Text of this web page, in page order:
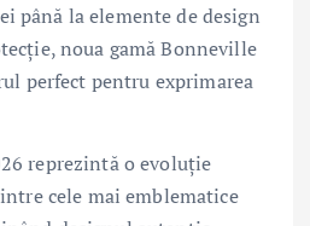
până la elemente de design
noua gamă Bonneville
perfect pentru exprimarea
reprezintă o evoluție
cele mai emblematice